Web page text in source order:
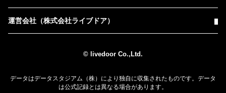
運営会社（株式会社ライブドア）
© livedoor Co.,Ltd.
データはデータスタジアム（株）により独自に収集されたものです。データ
は公式記録とは異なる場合があります。